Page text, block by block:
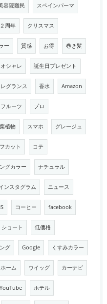
容院難民 スペインパーマ
２周年 クリスマス
ー 質感 お得 巻き髪
オシャレ 誕生日プレゼント
グランス 香水 Amazon
フルーツ プロ
植物 スマホ グレージュ
カット コテ
グカラー ナチュラル
ンスタグラム ニュース
コーヒー facebook
ショート 低価格
グ Google くすみカラー
ーム ウイッグ カーナビ
YouTube ホテル